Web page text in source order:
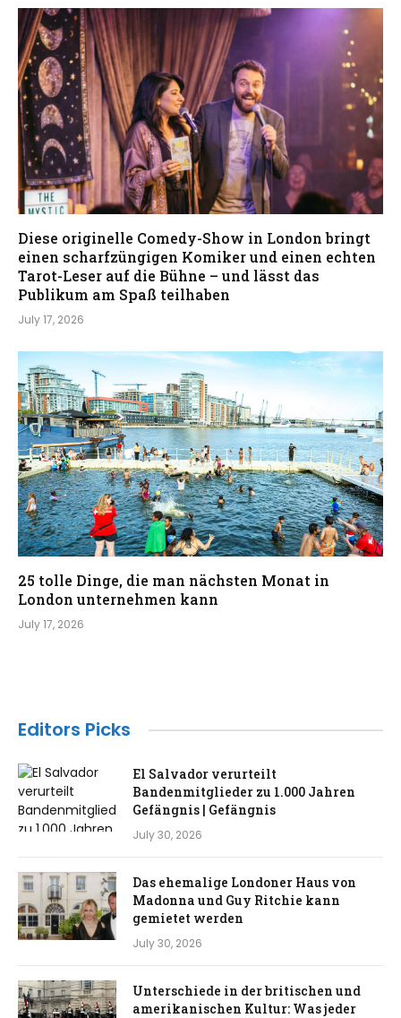
Diese originelle Comedy-Show in London bringt
einen scharfzüngigen Komiker und einen echten
Tarot-Leser auf die Bühne – und lässt das
Publikum am Spaß teilhaben
July 17, 2026
25 tolle Dinge, die man nächsten Monat in
London unternehmen kann
July 17, 2026
Editors Picks
El Salvador verurteilt
Bandenmitglieder zu 1.000 Jahren
Gefängnis | Gefängnis
July 30, 2026
Das ehemalige Londoner Haus von
Madonna und Guy Ritchie kann
gemietet werden
July 30, 2026
Unterschiede in der britischen und
amerikanischen Kultur: Was jeder